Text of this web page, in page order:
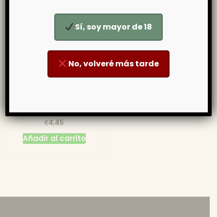
€4,45
Añadir al carrito
Sí, soy mayor de 18
No, volveré más tarde